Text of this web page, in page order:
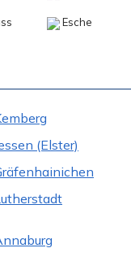
Esche
(Elster)